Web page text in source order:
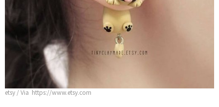
etsy / Via https://www.etsy.com